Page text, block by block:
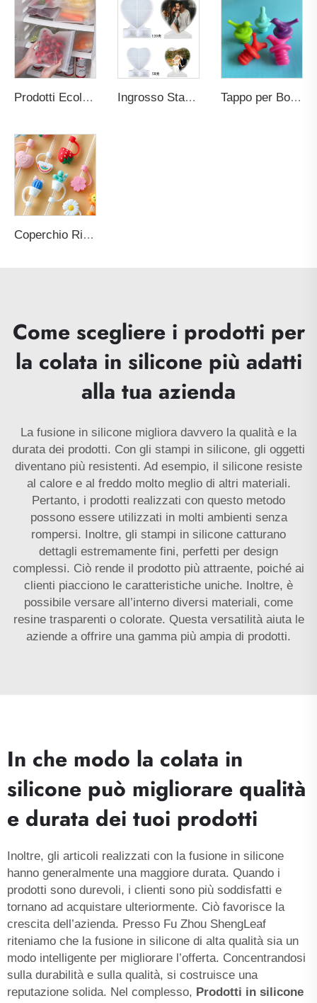
Prodotti Ecologici Più Venduti nel 2026 Contenitore con Cerniera Impermeabile Avvolgimento Alimentare Salva Freschezza Sacchetto Riutilizzabile in Silicone PEVA per Conservazione Alimenti Ingrosso Stampo Fai Da Te in Silicone Personalizzato per Cornice Fotografica Materiali per Arte Resina Muffa per Resina Epoxica a Forma di Cuore Materiali Artistici per Creazione di Torte Candele Tappo per Bottiglia di Vino Riutilizzabile Personalizzato Originale con Cappuccio Sparatutto Ideale come Bomboniera per Matrimonio
Coperchio Riutilizzabile per Cannuccia in Silicone a Cartone Animato Assorbente all'Acqua e Antipolvere con Tappo Sigillato per Accessori Bar per Cannucce da 6-8 mm
Come scegliere i prodotti per
la colata in silicone più adatti
alla tua azienda
La fusione in silicone migliora davvero la qualità e la
durata dei prodotti. Con gli stampi in silicone, gli oggetti
diventano più resistenti. Ad esempio, il silicone resiste
al calore e al freddo molto meglio di altri materiali.
Pertanto, i prodotti realizzati con questo metodo
possono essere utilizzati in molti ambienti senza
rompersi. Inoltre, gli stampi in silicone catturano
dettagli estremamente fini, perfetti per design
complessi. Ciò rende il prodotto più attraente, poiché ai
clienti piacciono le caratteristiche uniche. Inoltre, è
possibile versare all’interno diversi materiali, come
resine trasparenti o colorate. Questa versatilità aiuta le
aziende a offrire una gamma più ampia di prodotti.
In che modo la colata in
silicone può migliorare qualità
e durata dei tuoi prodotti
Inoltre, gli articoli realizzati con la fusione in silicone
hanno generalmente una maggiore durata. Quando i
prodotti sono durevoli, i clienti sono più soddisfatti e
tornano ad acquistare ulteriormente. Ciò favorisce la
crescita dell’azienda. Presso Fu Zhou ShengLeaf
riteniamo che la fusione in silicone di alta qualità sia un
modo intelligente per migliorare l’offerta. Concentrandosi
sulla durabilità e sulla qualità, si costruisce una
reputazione solida. Nel complesso, Prodotti in silicone